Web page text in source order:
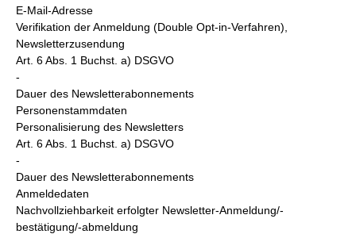
E-Mail-Adresse
Verifikation der Anmeldung (Double Opt-in-Verfahren),
Newsletterzusendung
Art. 6 Abs. 1 Buchst. a) DSGVO
-
Dauer des Newsletterabonnements
Personenstammdaten
Personalisierung des Newsletters
Art. 6 Abs. 1 Buchst. a) DSGVO
-
Dauer des Newsletterabonnements
Anmeldedaten
Nachvollziehbarkeit erfolgter Newsletter-Anmeldung/-
bestätigung/-abmeldung